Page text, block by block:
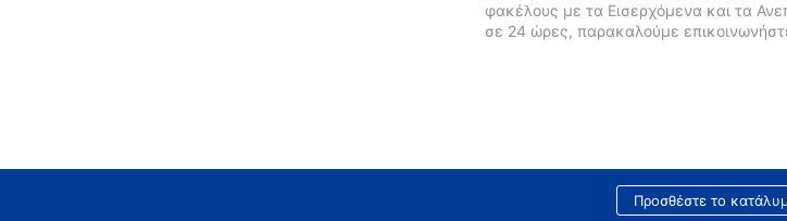
φακέλους με τα Εισερχόμενα και τα
σε 24 ώρες, παρακαλούμε
Προσθέστε το